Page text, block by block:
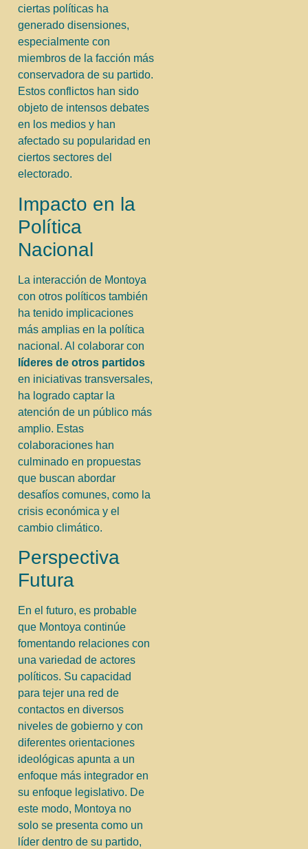
ciertas políticas ha
generado disensiones,
especialmente con
miembros de la facción más
conservadora de su partido.
Estos conflictos han sido
objeto de intensos debates
en los medios y han
afectado su popularidad en
ciertos sectores del
electorado.
Impacto en la
Política
Nacional
La interacción de Montoya
con otros políticos también
ha tenido implicaciones
más amplias en la política
nacional. Al colaborar con
líderes de otros partidos
en iniciativas transversales,
ha logrado captar la
atención de un público más
amplio. Estas
colaboraciones han
culminado en propuestas
que buscan abordar
desafíos comunes, como la
crisis económica y el
cambio climático.
Perspectiva
Futura
En el futuro, es probable
que Montoya continúe
fomentando relaciones con
una variedad de actores
políticos. Su capacidad
para tejer una red de
contactos en diversos
niveles de gobierno y con
diferentes orientaciones
ideológicas apunta a un
enfoque más integrador en
su enfoque legislativo. De
este modo, Montoya no
solo se presenta como un
líder dentro de su partido,